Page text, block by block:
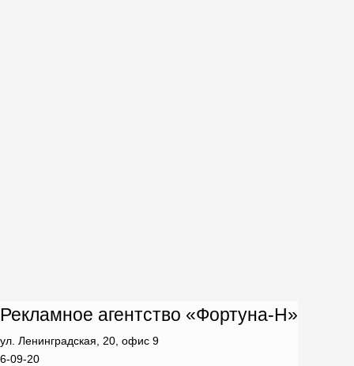
Рекламное агентство «Фортуна-Н»
ул. Ленинградская, 20, офис 9
6-09-20